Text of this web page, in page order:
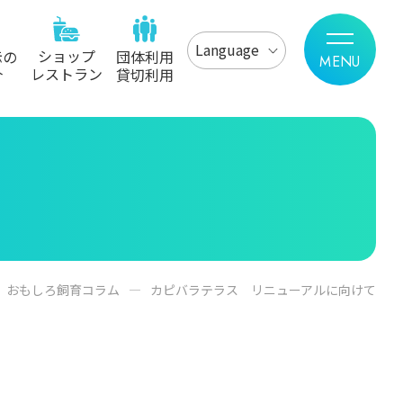
ショップ
レストラン
団体利用
貸切利用
Language
おもしろ飼育コラム カピバラテラス リニューアルに向けて